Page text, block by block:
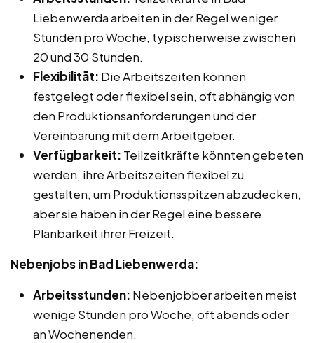
Liebenwerda arbeiten in der Regel weniger
Stunden pro Woche, typischerweise zwischen
20 und 30 Stunden.
Flexibilität: Die Arbeitszeiten können
festgelegt oder flexibel sein, oft abhängig von
den Produktionsanforderungen und der
Vereinbarung mit dem Arbeitgeber.
Verfügbarkeit: Teilzeitkräfte könnten gebeten
werden, ihre Arbeitszeiten flexibel zu
gestalten, um Produktionsspitzen abzudecken,
aber sie haben in der Regel eine bessere
Planbarkeit ihrer Freizeit.
Nebenjobs in Bad Liebenwerda:
Arbeitsstunden: Nebenjobber arbeiten meist
wenige Stunden pro Woche, oft abends oder
an Wochenenden.